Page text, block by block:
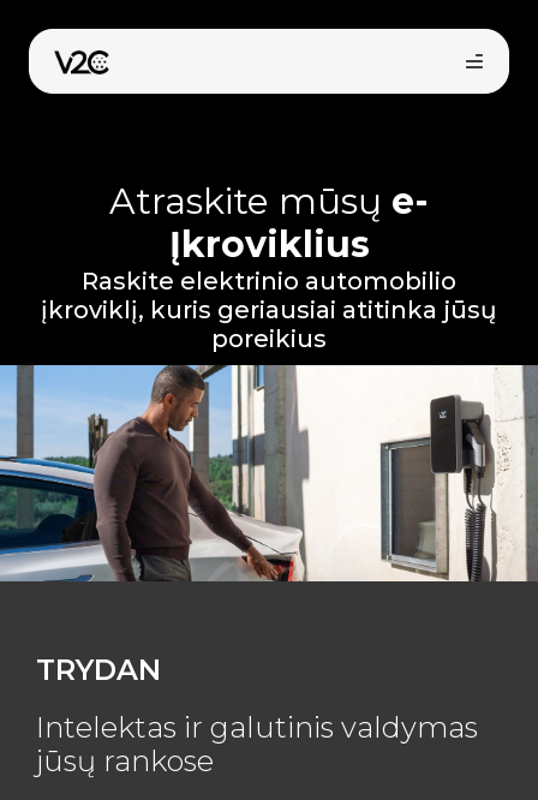
prie
turinio
Pirkti internetu
Atraskite mūsų e-
Įkroviklius
Raskite elektrinio automobilio
įkroviklį, kuris geriausiai atitinka jūsų
poreikius
TRYDAN
Intelektas ir galutinis valdymas
jūsų rankose